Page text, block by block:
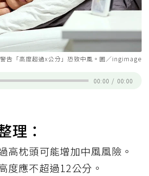
告「高度超過x公分」恐致中風。圖／ingimage
00:00 / 00:00
理：
高枕頭可能增加中風風險。
度應不超過12公分。